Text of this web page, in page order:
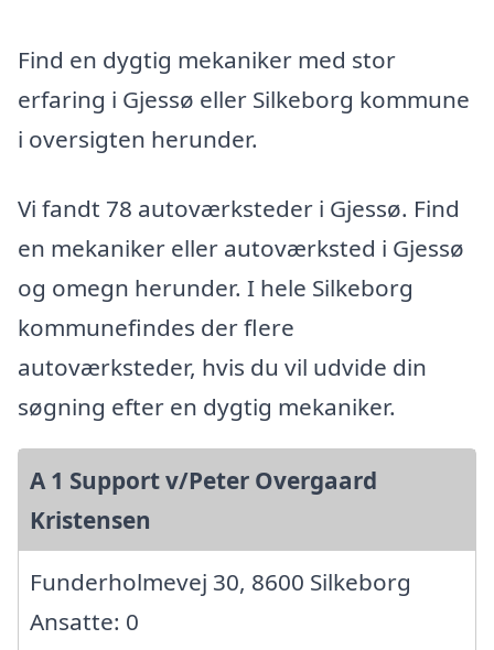
Find en dygtig mekaniker med stor
erfaring i Gjessø eller Silkeborg kommune
i oversigten herunder.
Vi fandt 78 autoværksteder i Gjessø. Find
en mekaniker eller autoværksted i Gjessø
og omegn herunder. I hele Silkeborg
kommunefindes der flere
autoværksteder, hvis du vil udvide din
søgning efter en dygtig mekaniker.
A 1 Support v/Peter Overgaard
Kristensen
Funderholmevej 30, 8600 Silkeborg
Ansatte: 0